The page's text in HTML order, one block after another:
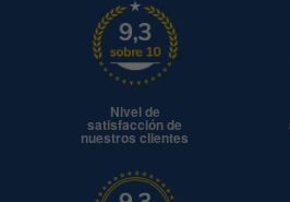
Nivel de
satisfacción de
nuestros clientes